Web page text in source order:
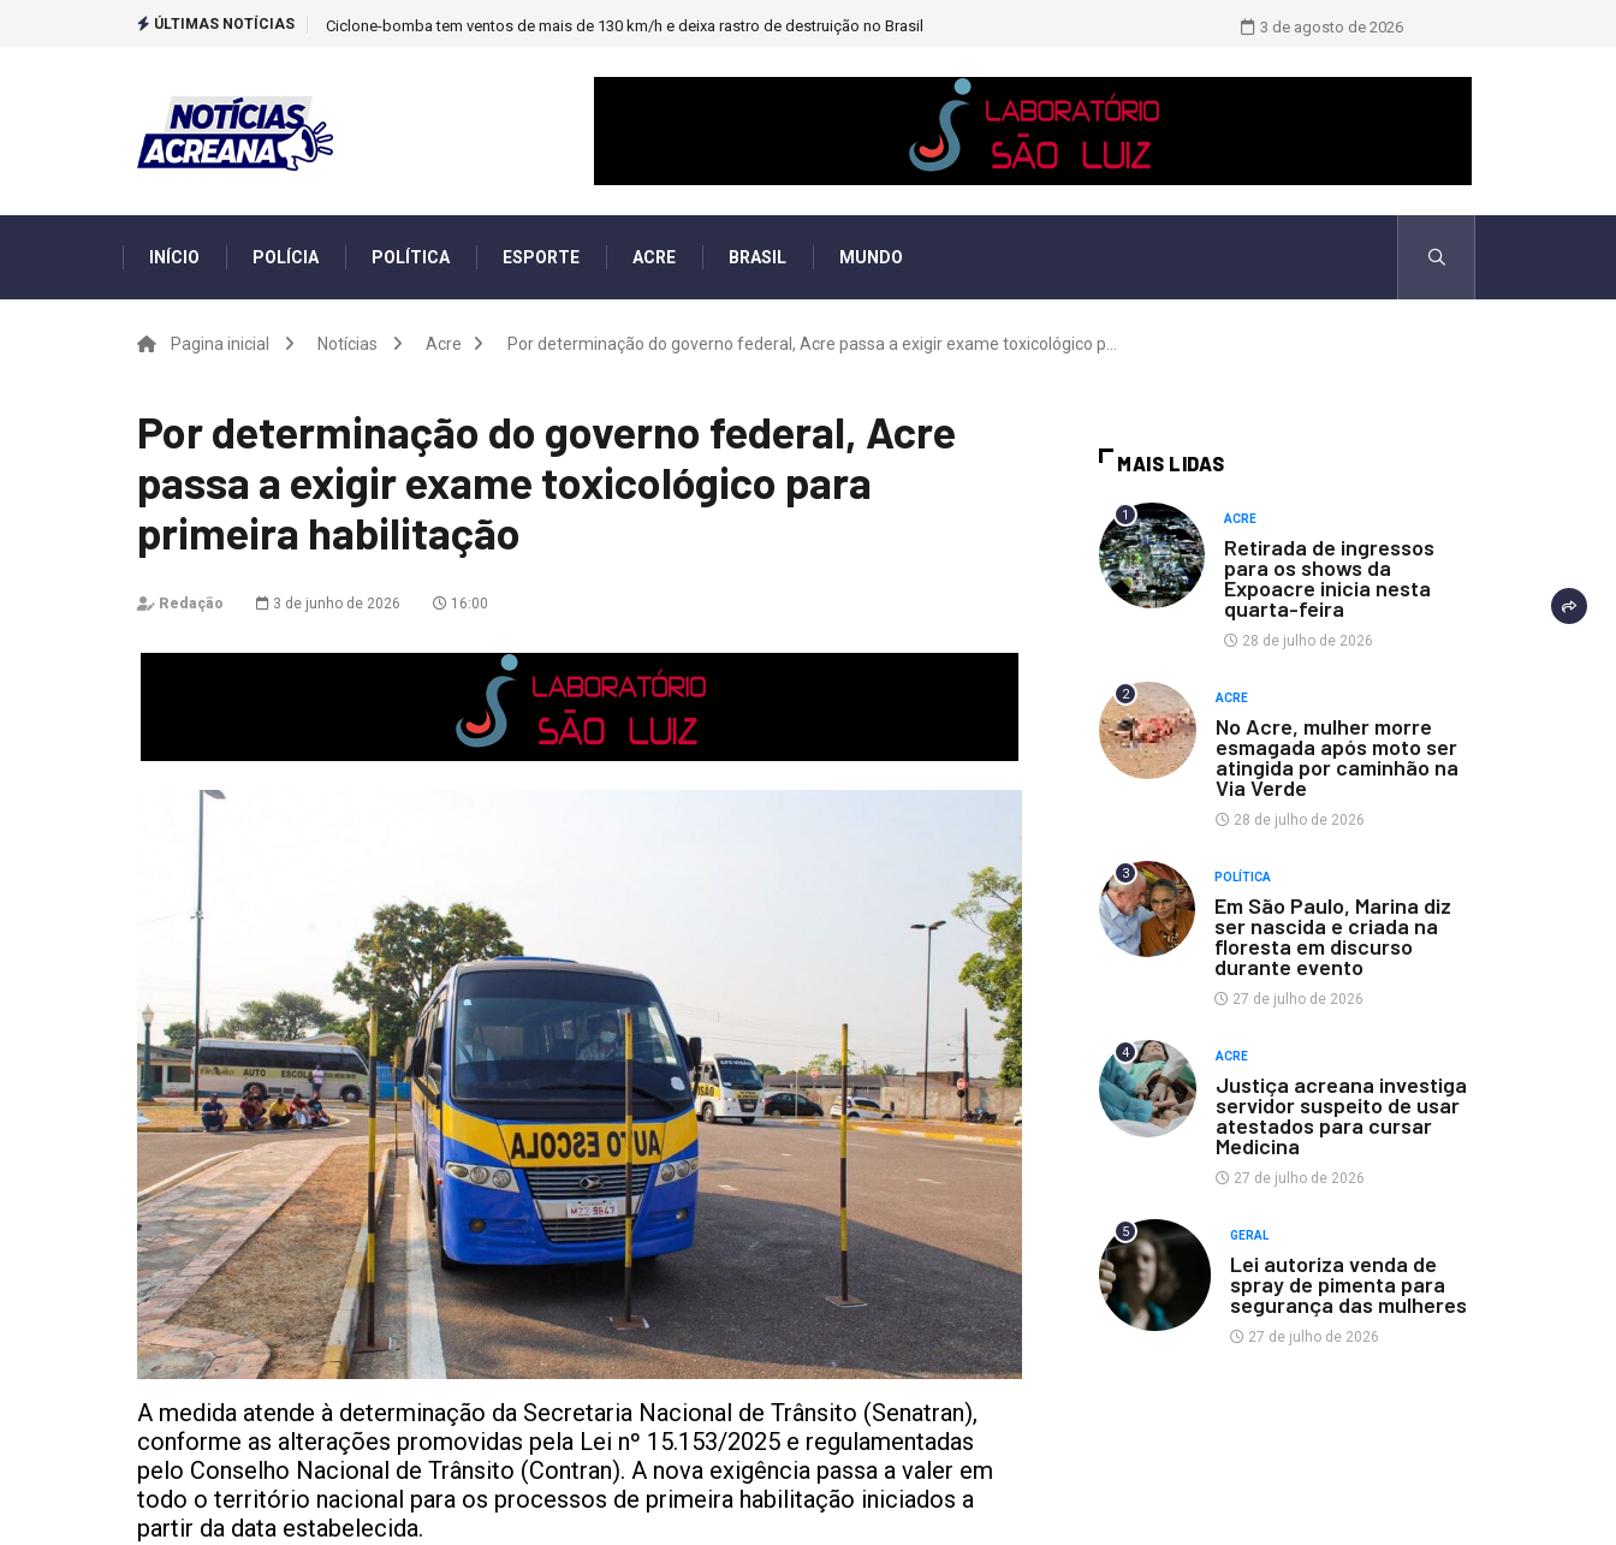
ÚLTIMAS NOTÍCIAS Ciclone-bomba tem ventos de mais de 130 km/h e deixa rastro de destruição no Brasil TCU identificou desvios de dinheiro
3 de agosto de 2026
INÍCIO POLÍCIA POLÍTICA ESPORTE ACRE BRASIL MUNDO
Pagina inicial Notícias Acre Por determinação do governo federal, Acre passa a exigir exame toxicológico p...
Por determinação do governo federal, Acre
passa a exigir exame toxicológico para
primeira habilitação
Redação 3 de junho de 2026 16:00
A medida atende à determinação da Secretaria Nacional de Trânsito (Senatran),
conforme as alterações promovidas pela Lei nº 15.153/2025 e regulamentadas
pelo Conselho Nacional de Trânsito (Contran). A nova exigência passa a valer em
todo o território nacional para os processos de primeira habilitação iniciados a
partir da data estabelecida.
MAIS LIDAS
1 ACRE
Retirada de ingressos
para os shows da
Expoacre inicia nesta
quarta-feira
28 de julho de 2026
2 ACRE
No Acre, mulher morre
esmagada após moto ser
atingida por caminhão na
Via Verde
28 de julho de 2026
3 POLÍTICA
Em São Paulo, Marina diz
ser nascida e criada na
floresta em discurso
durante evento
27 de julho de 2026
4 ACRE
Justiça acreana investiga
servidor suspeito de usar
atestados para cursar
Medicina
27 de julho de 2026
5 GERAL
Lei autoriza venda de
spray de pimenta para
segurança das mulheres
27 de julho de 2026